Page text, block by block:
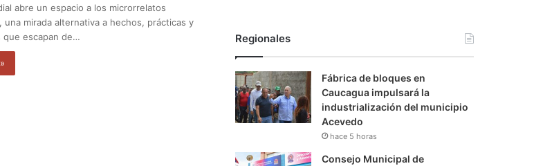
abre un espacio a los microrrelatos
una mirada alternativa a hechos, prácticas y
que escapan de…
Regionales
Fábrica de bloques en
Caucagua impulsará la
industrialización del municipio
Acevedo
hace 5 horas
Consejo Municipal de